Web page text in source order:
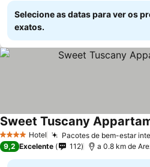
Selecione as datas para ver os
exatos.
4 EstrelasHotel Pacotes de bem-estar
Sweet Tuscany
9,2 Excelente 112 a 0.8 km de